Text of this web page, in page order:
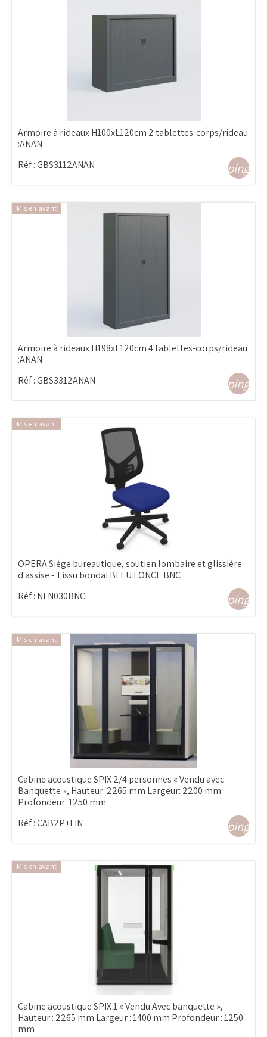
Armoire à rideaux H100xL120cm 2 tablettes-corps/rideau
:ANAN
Réf :GBS3112ANAN
Mis en avant
Armoire à rideaux H198xL120cm 4 tablettes-corps/rideau
:ANAN
Réf :GBS3312ANAN
Mis en avant
OPERA Siège bureautique, soutien lombaire et glissière
d'assise - Tissu bondai BLEU FONCE BNC
Réf : NFN030BNC
Mis en avant
Cabine acoustique SPIX 2/4 personnes « Vendu avec
Banquette », Hauteur: 2265 mm Largeur: 2200 mm
Profondeur: 1250 mm
Réf :CAB2P+FIN
Mis en avant
Cabine acoustique SPIX 1 « Vendu Avec banquette »,
Hauteur : 2265 mm Largeur : 1400 mm Profondeur : 1250
mm